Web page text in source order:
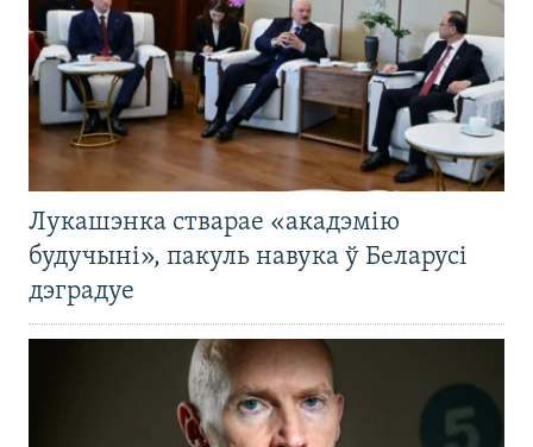
Лукашэнка стварае «акадэмію
будучыні», пакуль навука ў Беларусі
дэградуе